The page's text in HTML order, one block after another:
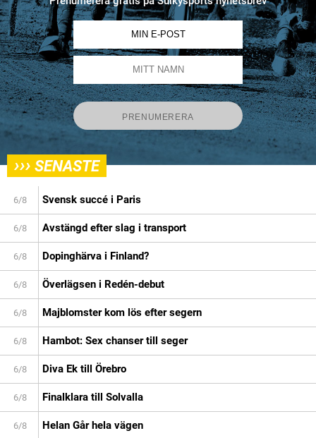
››› SENASTE
6/8 Svensk succé i Paris
6/8 Avstängd efter slag i transport
6/8 Dopinghärva i Finland?
6/8 Överlägsen i Redén-debut
6/8 Majblomster kom lös efter segern
6/8 Hambot: Sex chanser till seger
6/8 Diva Ek till Örebro
6/8 Finalklara till Solvalla
6/8 Helan Går hela vägen